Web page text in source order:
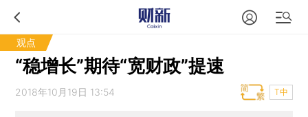
观点
“稳增长”期待“宽财政”提速
2018年10月19日 13:54 T中